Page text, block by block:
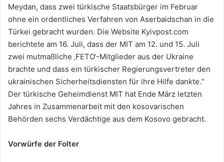
Meydan, dass zwei türkische Staatsbürger im Februar
ohne ein ordentliches Verfahren von Aserbaidschan in die
Türkei gebracht wurden. Die Website Kyivpost.com
berichtete am 16. Juli, dass der MIT am 12. und 15. Juli
zwei mutmaßliche ‚FETO‘-Mitglieder aus der Ukraine
brachte und dass ein türkischer Regierungsvertreter den
ukrainischen Sicherheitsdiensten für ihre Hilfe dankte.“
Der türkische Geheimdienst MIT hat Ende März letzten
Jahres in Zusammenarbeit mit den kosovarischen
Behörden sechs Verdächtige aus dem Kosovo gebracht.
Vorwürfe der Folter